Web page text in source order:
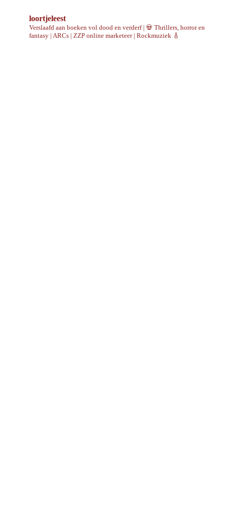
loortjeleest
Verslaafd aan boeken vol dood en verderf | 💀 Thrillers, horror en
fantasy | ARCs | ZZP online marketeer | Rockmuziek 🎸